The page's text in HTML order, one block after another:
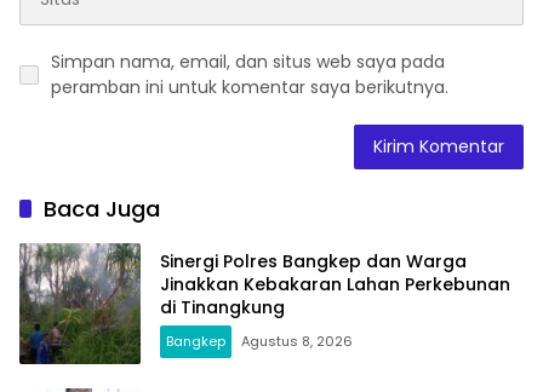
Simpan nama, email, dan situs web saya pada
peramban ini untuk komentar saya berikutnya.
Baca Juga
Sinergi Polres Bangkep dan Warga
Jinakkan Kebakaran Lahan Perkebunan
di Tinangkung
Bangkep Agustus 8, 2026